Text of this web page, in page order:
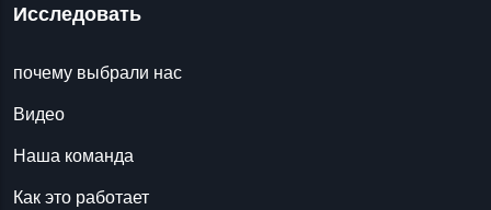
Исследовать
почему выбрали нас
Видео
Наша команда
Как это работает